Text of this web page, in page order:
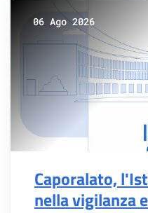
06 Ago 2026
Caporalato,
nella vigilanza